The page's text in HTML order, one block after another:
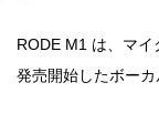
RODE M1 は、マ
発売開始したボーカ